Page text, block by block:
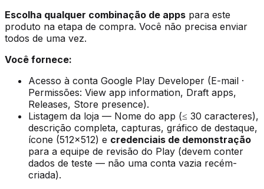
Escolha qualquer combinação de apps para este
produto na etapa de compra. Você não precisa enviar
todos de uma vez.
Você fornece:
Acesso à conta Google Play Developer (E-mail ·
Permissões: View app information, Draft apps,
Releases, Store presence).
Listagem da loja — Nome do app (≤ 30 caracteres),
descrição completa, capturas, gráfico de destaque,
ícone (512×512) e credenciais de demonstração
para a equipe de revisão do Play (devem conter
dados de teste — não uma conta vazia recém-
criada).